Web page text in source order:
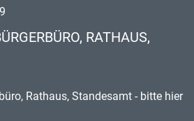
RATHAUS,
Rathaus, Standesamt - bitte hier